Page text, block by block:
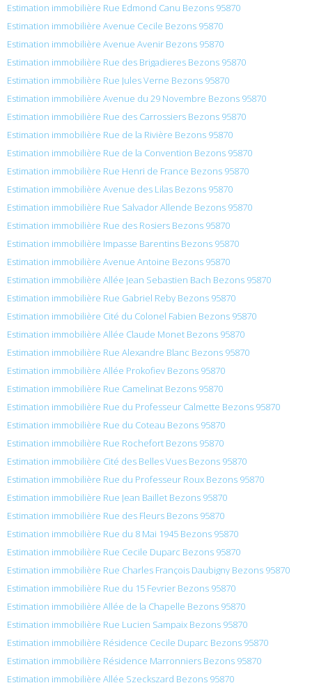
Estimation immobilière Rue Edmond Canu Bezons 95870
Estimation immobilière Avenue Cecile Bezons 95870
Estimation immobilière Avenue Avenir Bezons 95870
Estimation immobilière Rue des Brigadieres Bezons 95870
Estimation immobilière Rue Jules Verne Bezons 95870
Estimation immobilière Avenue du 29 Novembre Bezons 95870
Estimation immobilière Rue des Carrossiers Bezons 95870
Estimation immobilière Rue de la Rivière Bezons 95870
Estimation immobilière Rue de la Convention Bezons 95870
Estimation immobilière Rue Henri de France Bezons 95870
Estimation immobilière Avenue des Lilas Bezons 95870
Estimation immobilière Rue Salvador Allende Bezons 95870
Estimation immobilière Rue des Rosiers Bezons 95870
Estimation immobilière Impasse Barentins Bezons 95870
Estimation immobilière Avenue Antoine Bezons 95870
Estimation immobilière Allée Jean Sebastien Bach Bezons 95870
Estimation immobilière Rue Gabriel Reby Bezons 95870
Estimation immobilière Cité du Colonel Fabien Bezons 95870
Estimation immobilière Allée Claude Monet Bezons 95870
Estimation immobilière Rue Alexandre Blanc Bezons 95870
Estimation immobilière Allée Prokofiev Bezons 95870
Estimation immobilière Rue Camelinat Bezons 95870
Estimation immobilière Rue du Professeur Calmette Bezons 95870
Estimation immobilière Rue du Coteau Bezons 95870
Estimation immobilière Rue Rochefort Bezons 95870
Estimation immobilière Cité des Belles Vues Bezons 95870
Estimation immobilière Rue du Professeur Roux Bezons 95870
Estimation immobilière Rue Jean Baillet Bezons 95870
Estimation immobilière Rue des Fleurs Bezons 95870
Estimation immobilière Rue du 8 Mai 1945 Bezons 95870
Estimation immobilière Rue Cecile Duparc Bezons 95870
Estimation immobilière Rue Charles François Daubigny Bezons 95870
Estimation immobilière Rue du 15 Fevrier Bezons 95870
Estimation immobilière Allée de la Chapelle Bezons 95870
Estimation immobilière Rue Lucien Sampaix Bezons 95870
Estimation immobilière Résidence Cecile Duparc Bezons 95870
Estimation immobilière Résidence Marronniers Bezons 95870
Estimation immobilière Allée Szeckszard Bezons 95870